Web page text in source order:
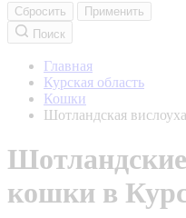
Сбросить
Применить
Поиск
Главная
Курская область
Кошки
Шотландская
кошки в